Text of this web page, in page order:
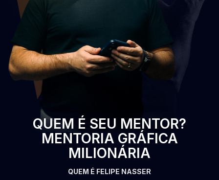
QUEM É SEU MENTOR?
MENTORIA GRÁFICA
MILIONÁRIA
QUEM É FELIPE NASSER